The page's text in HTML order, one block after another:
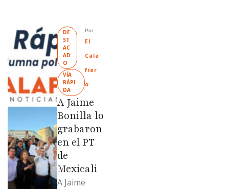
antecedente
s de
prescripción
positiva; uno
fue
revendido
329% por
encima …
DE
ST
AC
AD
O
VÍA
RÁPI
DA
Por:
El
Cala
fier
o
A Jaime
Bonilla lo
grabaron
en el PT
de
Mexicali
A Jaime